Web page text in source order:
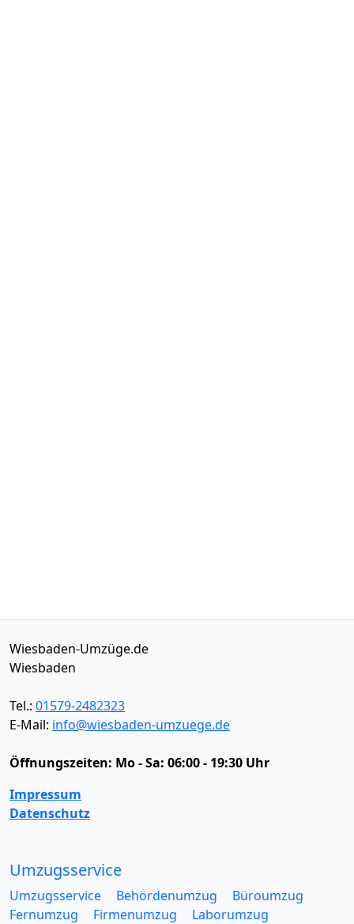
Wiesbaden-Umzüge.de
Wiesbaden
Tel.: 01579-2482323
E-Mail: info@wiesbaden-umzuege.de
Öffnungszeiten: Mo - Sa: 06:00 - 19:30 Uhr
Impressum
Datenschutz
Umzugsservice
Umzugsservice Behördenumzug
Büroumzug
Fernumzug
Firmenumzug
Laborumzug